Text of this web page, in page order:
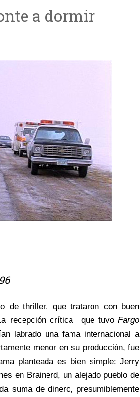
a dormir
de thriller, que trataron con buen
recepción crítica que tuvoFargo
labrado una fama internacional a
menor en su producción, fue
planteada es bien simple: Jerry
en Brainerd, un alejado pueblo de
suma de dinero, presumiblemente